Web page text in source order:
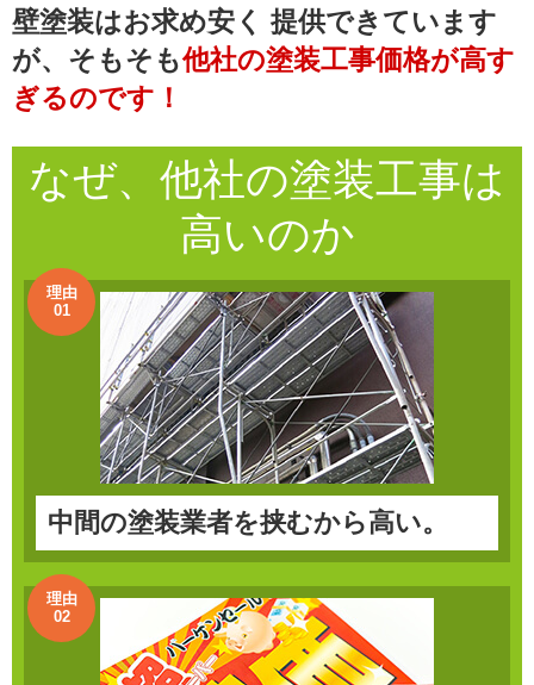
壁塗装はお求め安く 提供できています
が、そもそも他社の塗装工事価格が高す
ぎるのです！
なぜ、他社の塗装工事は
高いのか
理由
01
中間の塗装業者を挟むから高い。
理由
02